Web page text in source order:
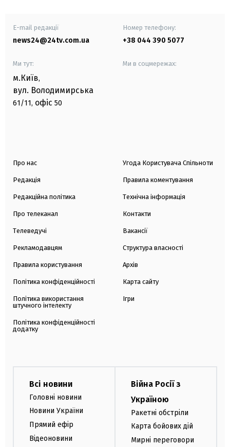
E-mail редакції
news24@24tv.com.ua
Номер телефону:
+38 044 390 5077
Ми тут:
м.Київ,
вул. Володимирська
61/11, офіс 50
Ми в соцмережах:
Про нас
Редакція
Редакційна політика
Про телеканал
Телеведучі
Рекламодавцям
Правила користування
Політика конфіденційності
Політика використання
штучного інтелекту
Політика конфіденційності
додатку
Угода Користувача Спільноти
Правила коментування
Технічна інформація
Контакти
Вакансії
Структура власності
Архів
Карта сайту
Ігри
Всі новини
Головні новини
Новини України
Прямий ефір
Відеоновини
Війна Росії з
Україною
Ракетні обстріли
Карта бойових дій
Мирні переговори